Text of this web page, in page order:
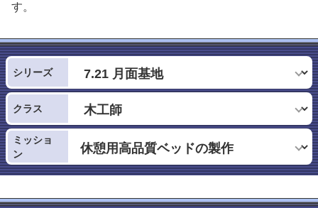
す。
シリーズ
クラス
ミッショ
ン